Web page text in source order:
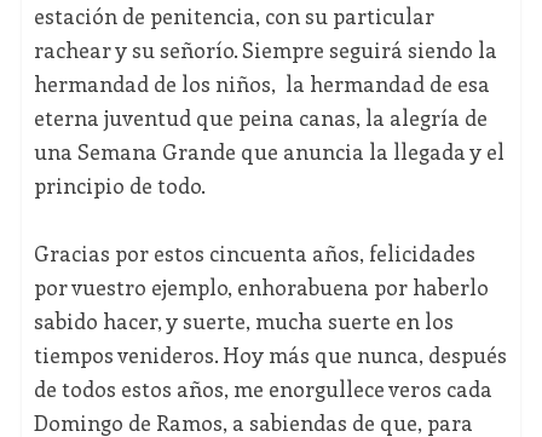
estación de penitencia, con su particular
rachear y su señorío. Siempre seguirá siendo la
hermandad de los niños, la hermandad de esa
eterna juventud que peina canas, la alegría de
una Semana Grande que anuncia la llegada y el
principio de todo.
Gracias por estos cincuenta años, felicidades
por vuestro ejemplo, enhorabuena por haberlo
sabido hacer, y suerte, mucha suerte en los
tiempos venideros. Hoy más que nunca, después
de todos estos años, me enorgullece veros cada
Domingo de Ramos, a sabiendas de que, para